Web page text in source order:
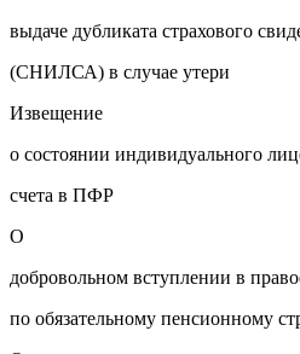
выдаче дубликата страхового
(СНИЛСА) в случае утери
Извещение
о состоянии индивидуального
счета в ПФР
О
добровольном вступлении в
по обязательному пенсионному